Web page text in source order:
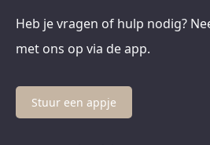
Heb je vragen of hulp nodig?
met ons op via de app.
Stuur een appje